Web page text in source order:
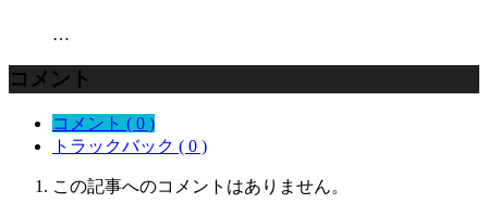
…
コメント
コメント ( 0 )
トラックバック ( 0 )
この記事へのコメントはありません。